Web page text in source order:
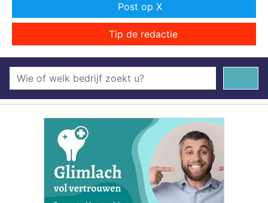
Post op X
Tip de redactie